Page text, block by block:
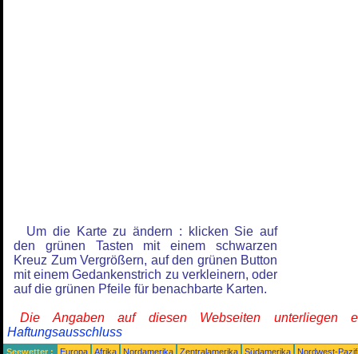
Um die Karte zu ändern : klicken Sie auf
den grünen Tasten mit einem schwarzen
Kreuz Zum Vergrößern, auf den grünen Button
mit einem Gedankenstrich zu verkleinern, oder
auf die grünen Pfeile für benachbarte Karten.
Die Angaben auf diesen Webseiten unterliegen
Haftungsausschluss
Seewetter : Europa Afrika Nordamerika Zentralamerika Südamerika
Nordwest-